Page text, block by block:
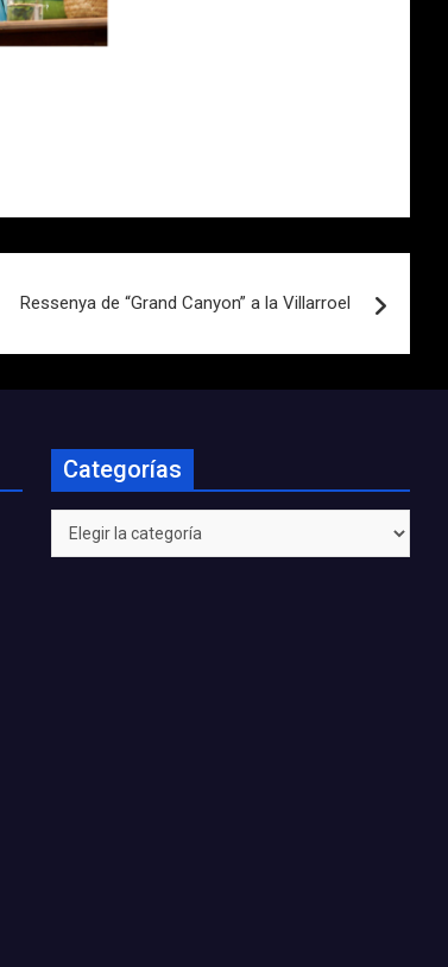
Ressenya de “Grand Canyon” a la Villarroel
Categorías
Categorías